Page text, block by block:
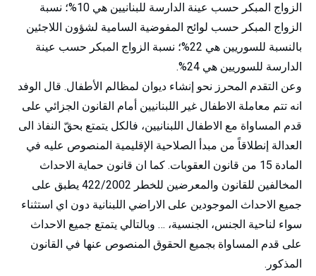
الزواج المبكر حسب عينة الدارسة للبنانيين هي 10%؛ نسبة
الزواج المبكر حسب لوائح المفوضية السامية لشؤون اللاجئين
بالنسبة للسوريين هي 22%؛ نسبة الزواج المبكر حسب عينة
الدارسة للسوريين هي 24%.
وعن التقدم المحرز نحو إنشاء ديوان لمظالم الأطفال. قال الوفد
انه تتم معاملة الاطفال غير اللبنانيين أمام القانون الجزائي على
قدم المساواة مع الاطفال اللبنانيين، فالكل يتمتع بحقّ النفاذ الى
العدالة إنطلاقاً من مبدأ الصلاحية الإقليمية المنصوص عليه في
المادة 15 من قانون العقوبات. كما ان قانون حماية الاحداث
المخالفين للقانون والمعرضين للخطر 422/2002 يطبق على
جميع الاحداث الموجودين على الاراضي اللبنانية دون اي استثناء
سواء لناحية الجنس، الجنسية، … وبالتالي يتمتع جميع الاحداث
على قدم المساواة بجميع الحقوق المنصوص عنها في القانون
المذكور.